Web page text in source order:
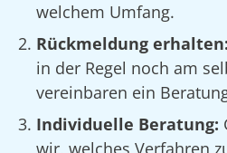
welchem Umfang.
Rückmeldung erhalten:
in der Regel noch am
vereinbaren ein
Individuelle Beratung: